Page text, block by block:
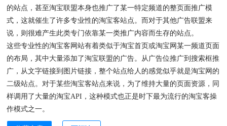
的站点，甚至淘宝联盟本身也推广了某一特定频道的整页面推广模
式，这就催生了许多专业性的淘宝客站点。而对于其他广告联盟来
说，则很难产生此类专门依靠某一类推广内容而生存的站点。
这些专业性的淘宝客网站有着类似于淘宝首页或淘宝网某一频道页面
的布局，其中大量添加了淘宝联盟的广告。从广告位推广到搜索框推
广，从文字链接到图片链接，整个站点给人的感觉似乎就是淘宝网的
二级站点。对于某些淘宝客站点来说，为了维持大量的页面资源，同
样调用了大量的淘宝API，这种模式也正是时下最为流行的淘宝客操
作模式之一。